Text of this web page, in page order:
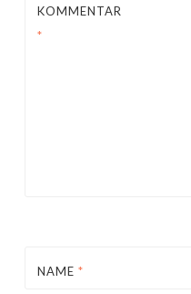
KOMMENTAR
*
NAME *